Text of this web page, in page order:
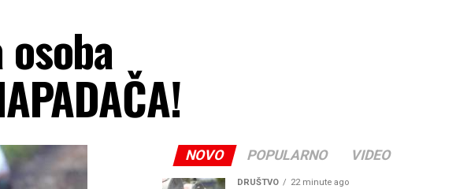
osoba
NOVO POPULARNO VIDEO
DRUŠTVO 22 minute ago